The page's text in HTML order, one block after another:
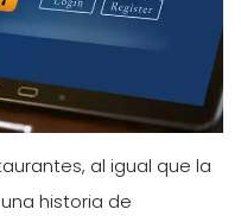
al igual que la
historia de